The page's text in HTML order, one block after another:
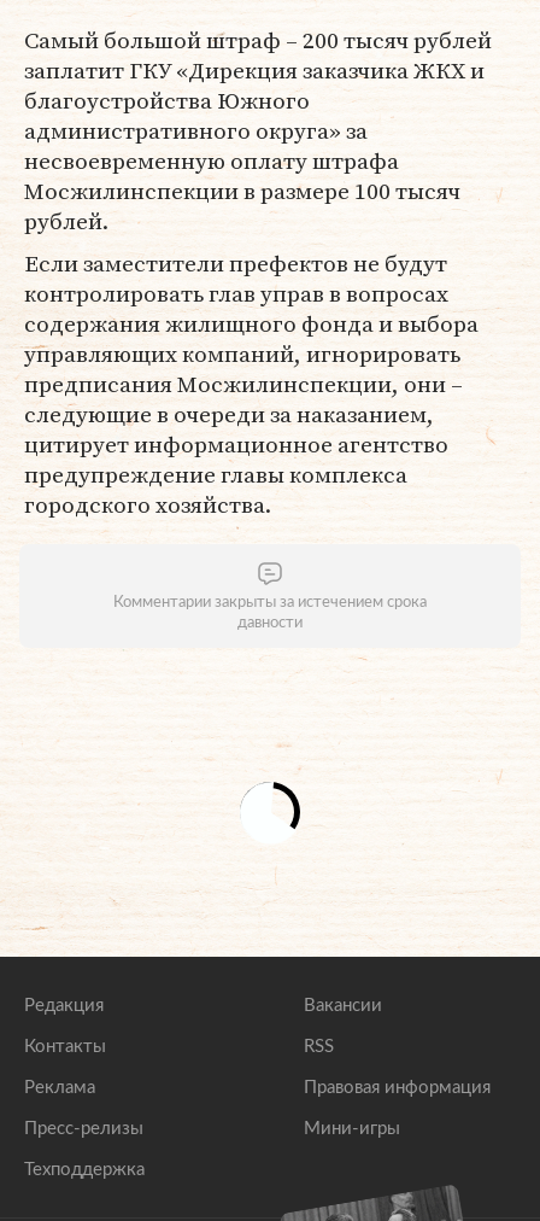
Самый большой штраф – 200 тысяч рублей
заплатит ГКУ «Дирекция заказчика ЖКХ и
благоустройства Южного
административного округа» за
несвоевременную оплату штрафа
Мосжилинспекции в размере 100 тысяч
рублей.
Если заместители префектов не будут
контролировать глав управ в вопросах
содержания жилищного фонда и выбора
управляющих компаний, игнорировать
предписания Мосжилинспекции, они –
следующие в очереди за наказанием,
цитирует информационное агентство
предупреждение главы комплекса
городского хозяйства.
Комментарии закрыты за истечением срока
давности
Редакция
Контакты
Реклама
Пресс-релизы
Техподдержка
Вакансии
RSS
Правовая информация
Мини-игры